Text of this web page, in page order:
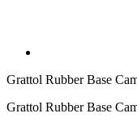
Grattol Rubber Base
Grattol Rubber Base